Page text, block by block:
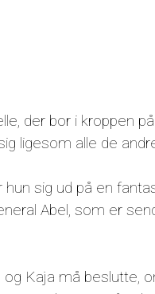
der bor i kroppen
ligesom alle de
sig ud på en
Abel, som er
Kaja må beslutte,